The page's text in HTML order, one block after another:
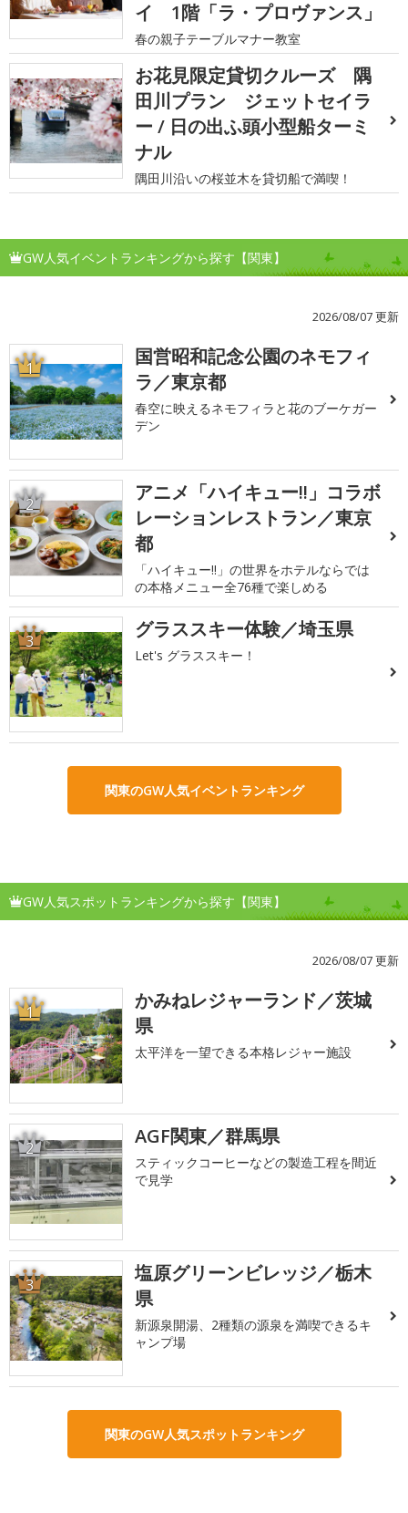
イ 1階「ラ・プロヴァンス」
春の親子テーブルマナー教室
お花見限定貸切クルーズ 隅
田川プラン ジェットセイラ
ー / 日の出ふ頭小型船ターミ
ナル
隅田川沿いの桜並木を貸切船で満喫！
GW人気イベントランキングから探す【関東】
2026/08/07 更新
1
国営昭和記念公園のネモフィ
ラ／東京都
春空に映えるネモフィラと花のブーケガー
デン
2
アニメ「ハイキュー!!」コラボ
レーションレストラン／東京
都
「ハイキュー!!」の世界をホテルならでは
の本格メニュー全76種で楽しめる
3 グラススキー体験／埼玉県
Let's グラススキー！
関東のGW人気イベントランキング
GW人気スポットランキングから探す【関東】
2026/08/07 更新
1
かみねレジャーランド／茨城
県
太平洋を一望できる本格レジャー施設
2 AGF関東／群馬県
スティックコーヒーなどの製造工程を間近
で見学
3
塩原グリーンビレッジ／栃木
県
新源泉開湯、2種類の源泉を満喫できるキ
ャンプ場
関東のGW人気スポットランキング